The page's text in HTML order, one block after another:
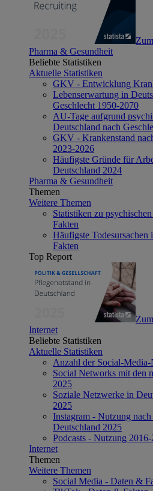
Pharma & Gesundheit
Beliebte Statistiken
Aktuelle Statistiken
GKV - Entwicklung
Lebenserwartung in
Geschlecht 1950-2070
AU-Tage aufgrund
Deutschland nach
GKV - Krankenstand
2023-2026
Häufigste Gründe für
Deutschland 2024
Pharma & Gesundheit
Themen
Weitere Themen
Statistiken zu
Fakten
Häufigste
Fakten
Top Report
Internet
Beliebte Statistiken
Aktuelle Statistiken
Anzahl der Social-
Social Networks mit den
2025
Soziale Netzwerke in
2025
Instagram - Nutzung
Deutschland 2025
Podcasts - Nutzung
Internet
Themen
Weitere Themen
Social Media - Daten &